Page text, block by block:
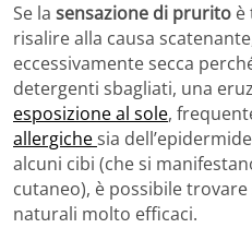
Se la sensazione di prurito è
risalire alla causa
eccessivamente secca
detergenti sbagliati, una
esposizione al sole,
allergichesia
alcuni cibi (che si
cutaneo), è possibile
naturali molto efficaci.